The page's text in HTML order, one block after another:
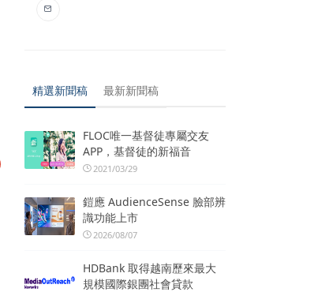
精選新聞稿 最新新聞稿
FLOC唯一基督徒專屬交友
APP，基督徒的新福音
2021/03/29
鎧應 AudienceSense 臉部辨
識功能上市
2026/08/07
HDBank 取得越南歷來最大
規模國際銀團社會貸款